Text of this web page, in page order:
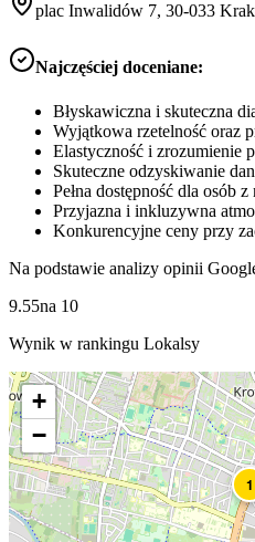
plac Inwalidów 7, 30-033
Najczęściej doceniane:
Błyskawiczna i skuteczna
Wyjątkowa rzetelność oraz
Elastyczność i zrozumienie
Skuteczne odzyskiwanie
Pełna dostępność dla osób
Przyjazna i inkluzywna
Konkurencyjne ceny przy
Na podstawie analizy opinii
9.55na 10
Wynik w rankingu Lokalsy
1
+
−